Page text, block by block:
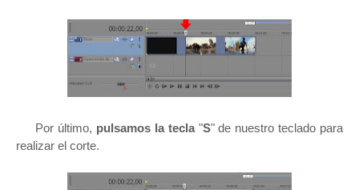
Por último, pulsamos la tecla "S" de nuestro teclado para
realizar el corte.